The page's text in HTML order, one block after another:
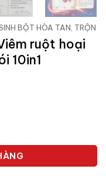
BỘT HÒA TAN, TRỘN
ruột hoại
10in1
₫.